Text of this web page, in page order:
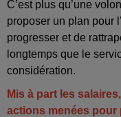
C’est plus qu’une
proposer un plan pour
progresser et de
longtemps que le
considération.
Mis à part les
actions menées pour